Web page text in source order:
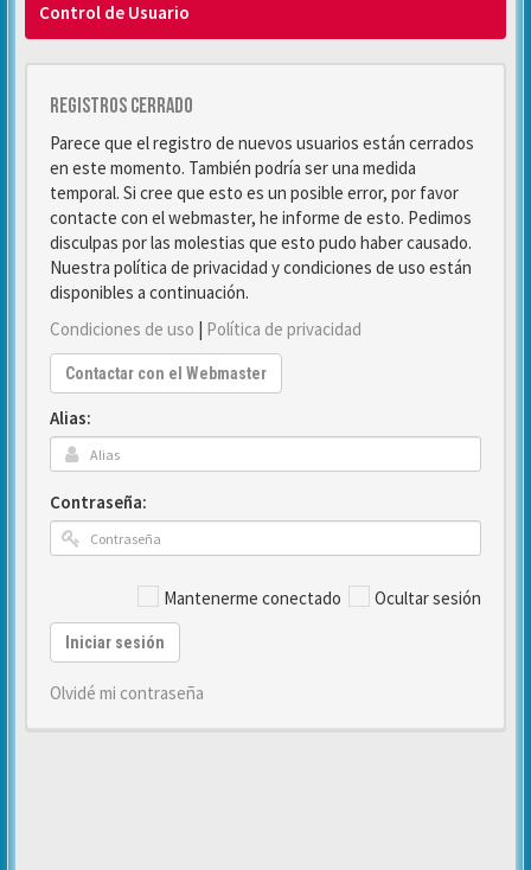
Control de Usuario
Registros cerrado
Parece que el registro de nuevos usuarios están cerrados
en este momento. También podría ser una medida
temporal. Si cree que esto es un posible error, por favor
contacte con el webmaster, he informe de esto. Pedimos
disculpas por las molestias que esto pudo haber causado.
Nuestra política de privacidad y condiciones de uso están
disponibles a continuación.
Condiciones de uso | Política de privacidad
Contactar con el Webmaster
Alias:
Contraseña:
Mantenerme conectado Ocultar sesión
Iniciar sesión
Olvidé mi contraseña